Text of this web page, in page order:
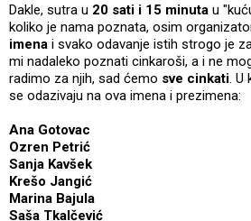
Dakle, sutra u 20 sati i 15 minuta u
koliko je nama poznata, osim
imena i svako odavanje istih strogo je
mi nadaleko poznati cinkaroši, a i ne
radimo za njih, sad ćemo sve cinkati. U
se odazivaju na ova imena i prezimena:
Ana Gotovac
Ozren Petrić
Sanja Kavšek
Krešo Jangić
Marina Bajula
Saša Tkalčević